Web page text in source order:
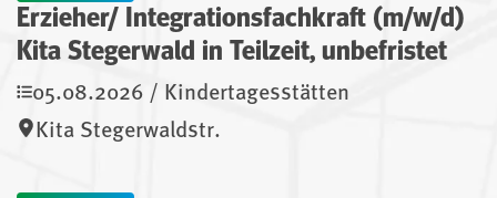
Erzieher/ Integrationsfachkraft (m/w/d)
Kita Stegerwald in Teilzeit, unbefristet
05.08.2026 / Kindertagesstätten
Kita Stegerwaldstr.